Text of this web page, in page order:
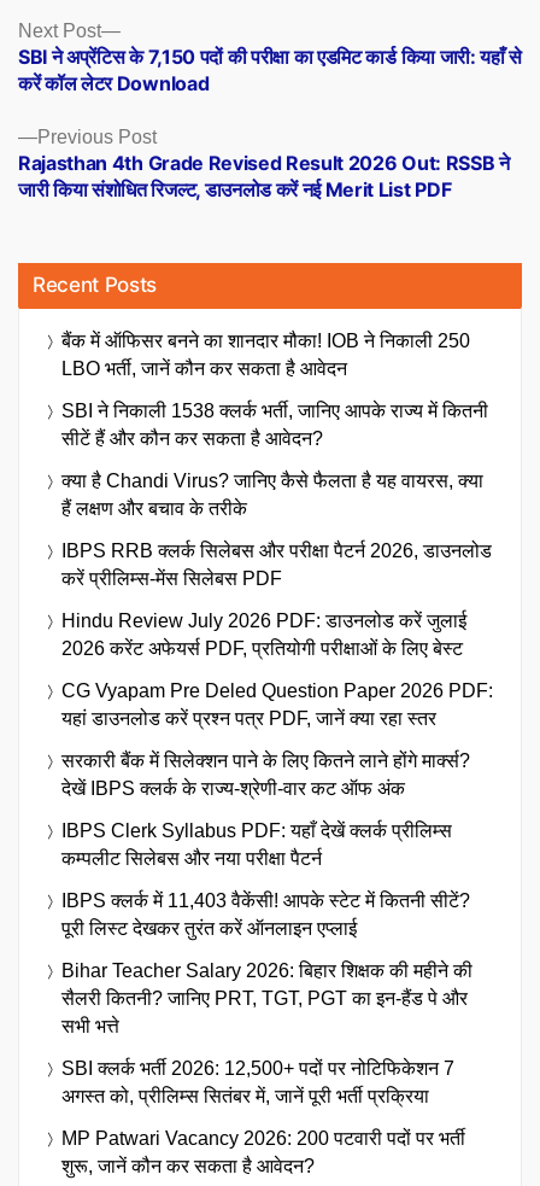
Posts
navigation
Previous PostPrevious
post:
Rajasthan 4th Grade Revised Result 2026 Out: RSSB ने
जारी किया संशोधित रिजल्ट, डाउनलोड करें नई Merit List PDF
Next Post
Next
post:
SBI ने अप्रेंटिस के 7,150 पदों की परीक्षा का एडमिट कार्ड किया जारी: यहाँ से
करें कॉल लेटर Download
Recent Posts
बैंक में ऑफिसर बनने का शानदार मौका! IOB ने निकाली 250
LBO भर्ती, जानें कौन कर सकता है आवेदन
SBI ने निकाली 1538 क्लर्क भर्ती, जानिए आपके राज्य में कितनी
सीटें हैं और कौन कर सकता है आवेदन?
क्या है Chandi Virus? जानिए कैसे फैलता है यह वायरस, क्या
हैं लक्षण और बचाव के तरीके
IBPS RRB क्लर्क सिलेबस और परीक्षा पैटर्न 2026, डाउनलोड
करें प्रीलिम्स-मेंस सिलेबस PDF
Hindu Review July 2026 PDF: डाउनलोड करें जुलाई
2026 करेंट अफेयर्स PDF, प्रतियोगी परीक्षाओं के लिए बेस्ट
CG Vyapam Pre Deled Question Paper 2026 PDF:
यहां डाउनलोड करें प्रश्न पत्र PDF, जानें क्या रहा स्तर
सरकारी बैंक में सिलेक्शन पाने के लिए कितने लाने होंगे मार्क्स?
देखें IBPS क्लर्क के राज्य-श्रेणी-वार कट ऑफ अंक
IBPS Clerk Syllabus PDF: यहाँ देखें क्लर्क प्रीलिम्स
कम्पलीट सिलेबस और नया परीक्षा पैटर्न
IBPS क्लर्क में 11,403 वैकेंसी! आपके स्टेट में कितनी सीटें?
पूरी लिस्ट देखकर तुरंत करें ऑनलाइन एप्लाई
Bihar Teacher Salary 2026: बिहार शिक्षक की महीने की
सैलरी कितनी? जानिए PRT, TGT, PGT का इन-हैंड पे और
सभी भत्ते
SBI क्लर्क भर्ती 2026: 12,500+ पदों पर नोटिफिकेशन 7
अगस्त को, प्रीलिम्स सितंबर में, जानें पूरी भर्ती प्रक्रिया
MP Patwari Vacancy 2026: 200 पटवारी पदों पर भर्ती
शुरू, जानें कौन कर सकता है आवेदन?